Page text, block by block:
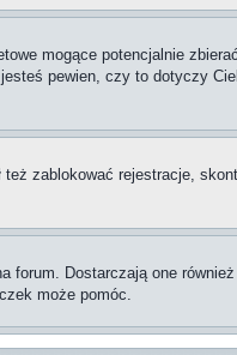
mogące potencjalnie
pewien, czy to dotyczy
też zablokować rejestracje,
forum. Dostarczają one
może pomóc.